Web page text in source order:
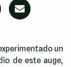
un
de este auge,